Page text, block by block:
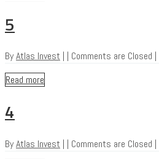
5
ByAtlas Invest | | Comments are Closed |
Read more
4
ByAtlas Invest | | Comments are Closed |